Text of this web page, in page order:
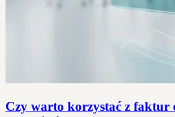
Czy warto korzystać z faktur